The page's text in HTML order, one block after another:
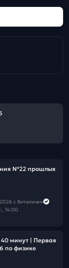
№22 прошлых
с Виталичем
14:00
минут | Первая
по физике